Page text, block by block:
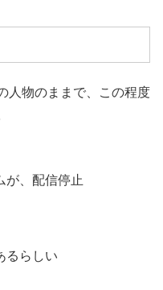
人物のままで、この程度
が、配信停止
るらしい